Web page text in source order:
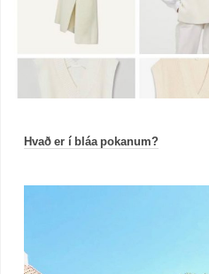
Hvað er í bláa pokanum?